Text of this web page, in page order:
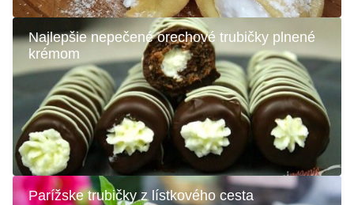
Najlepšie nepečené orechové trubičky plnené
krémom
Parížske trubičky z lístkového cesta